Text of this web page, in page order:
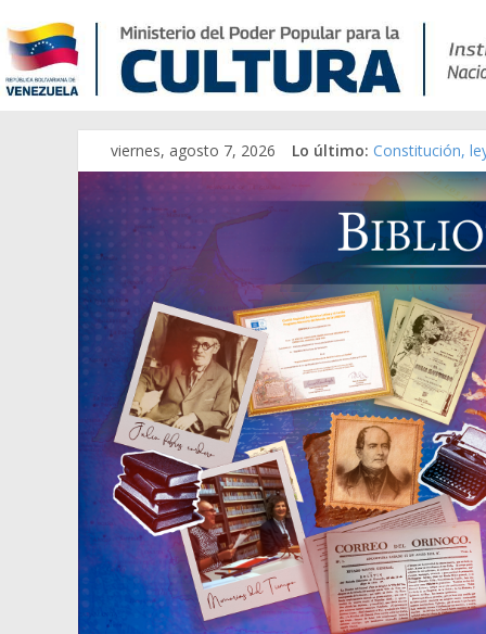
viernes, agosto 7, 2026 Lo último: Constitución,
Una Parálisis
Modesta Bor
Gaceta Oficial
Catálogo